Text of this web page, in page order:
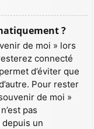
?
de moi » lors
connecté
d’éviter que
Pour rester
de moi »
pas
un